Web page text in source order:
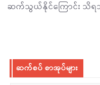
ဆက်သွယ်နိုင်ကြောင်း သိ
ဆက်စပ် စာအုပ်များ